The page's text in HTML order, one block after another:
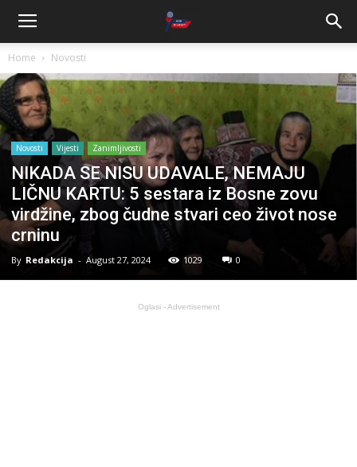
Home Novosti
Novosti Vijesti Zanimljivosti
NIKADA SE NISU UDAVALE, NEMAJU
LIČNU KARTU: 5 sestara iz Bosne zovu
virdžine, zbog čudne stvari ceo život nose
crninu
By Redakcija - August 27, 2024 1029 0
Oglasi - Advertisement